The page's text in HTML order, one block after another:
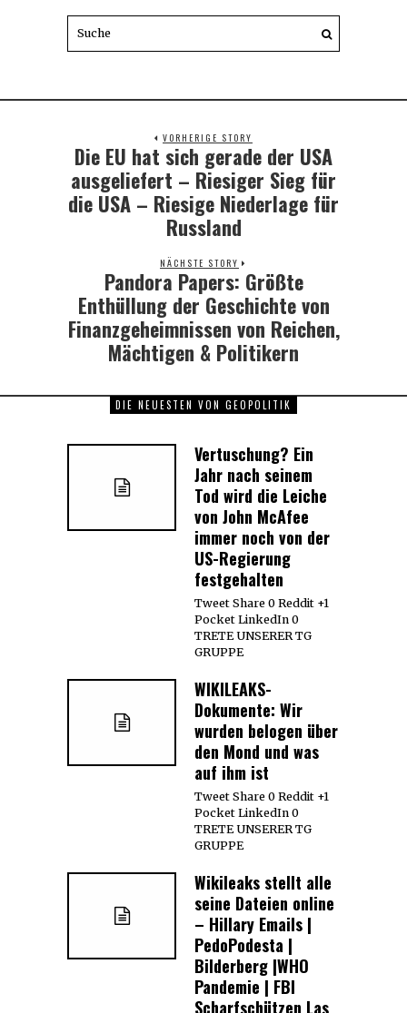
VORHERIGE STORY
Previous
post:
Die EU hat sich gerade der USA
ausgeliefert – Riesiger Sieg für
die USA – Riesige Niederlage für
Russland
NÄCHSTE STORY
Next
post:
Pandora Papers: Größte
Enthüllung der Geschichte von
Finanzgeheimnissen von Reichen,
Mächtigen & Politikern
DIE NEUESTEN VON GEOPOLITIK
Vertuschung? Ein
Jahr nach seinem
Tod wird die Leiche
von John McAfee
immer noch von der
US-Regierung
festgehalten
Tweet Share 0 Reddit +1
Pocket LinkedIn 0
TRETE UNSERER TG
GRUPPE
WIKILEAKS-
Dokumente: Wir
wurden belogen über
den Mond und was
auf ihm ist
Tweet Share 0 Reddit +1
Pocket LinkedIn 0
TRETE UNSERER TG
GRUPPE
Wikileaks stellt alle
seine Dateien online
– Hillary Emails |
PedoPodesta |
Bilderberg |WHO
Pandemie | FBI
Scharfschützen Las